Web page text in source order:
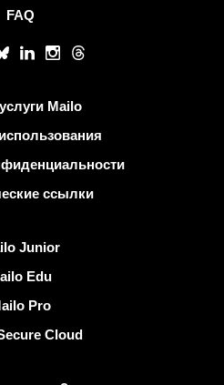
FAQ
LinkedInInstagram
Threads
Mailo
ссылки
Junior
Edu
Pro
Cloud